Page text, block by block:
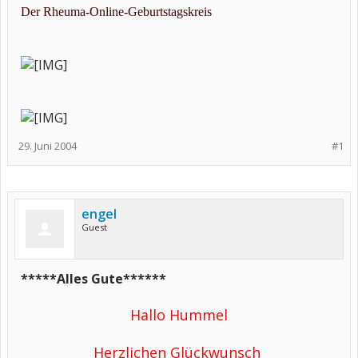
Der Rheuma-Online-Geburtstagskreis
#1
29. Juni 2004
engel
Guest
*****Alles Gute******
Hallo Hummel
Herzlichen Glückwunsch